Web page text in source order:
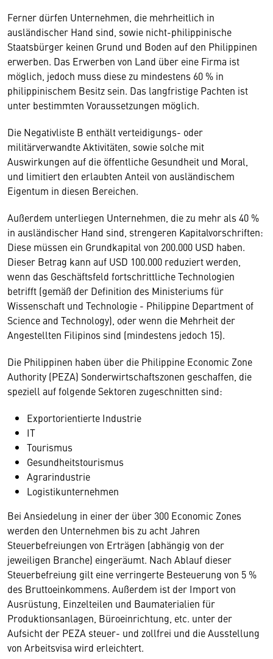
Ferner dürfen Unternehmen, die mehrheitlich in
ausländischer Hand sind, sowie nicht-philippinische
Staatsbürger keinen Grund und Boden auf den Philippinen
erwerben. Das Erwerben von Land über eine Firma ist
möglich, jedoch muss diese zu mindestens 60 % in
philippinischem Besitz sein. Das langfristige Pachten ist
unter bestimmten Voraussetzungen möglich.
Die Negativliste B enthält verteidigungs- oder
militärverwandte Aktivitäten, sowie solche mit
Auswirkungen auf die öffentliche Gesundheit und Moral,
und limitiert den erlaubten Anteil von ausländischem
Eigentum in diesen Bereichen.
Außerdem unterliegen Unternehmen, die zu mehr als 40 %
in ausländischer Hand sind, strengeren Kapitalvorschriften:
Diese müssen ein Grundkapital von 200.000 USD haben.
Dieser Betrag kann auf USD 100.000 reduziert werden,
wenn das Geschäftsfeld fortschrittliche Technologien
betrifft (gemäß der Definition des Ministeriums für
Wissenschaft und Technologie - Philippine Department of
Science and Technology), oder wenn die Mehrheit der
Angestellten Filipinos sind (mindestens jedoch 15).
Die Philippinen haben über die Philippine Economic Zone
Authority (PEZA) Sonderwirtschaftszonen geschaffen, die
speziell auf folgende Sektoren zugeschnitten sind:
Exportorientierte Industrie
IT
Tourismus
Gesundheitstourismus
Agrarindustrie
Logistikunternehmen
Bei Ansiedelung in einer der über 300 Economic Zones
werden den Unternehmen bis zu acht Jahren
Steuerbefreiungen von Erträgen (abhängig von der
jeweiligen Branche) eingeräumt. Nach Ablauf dieser
Steuerbefreiung gilt eine verringerte Besteuerung von 5 %
des Bruttoeinkommens. Außerdem ist der Import von
Ausrüstung, Einzelteilen und Baumaterialien für
Produktionsanlagen, Büroeinrichtung, etc. unter der
Aufsicht der PEZA steuer- und zollfrei und die Ausstellung
von Arbeitsvisa wird erleichtert.